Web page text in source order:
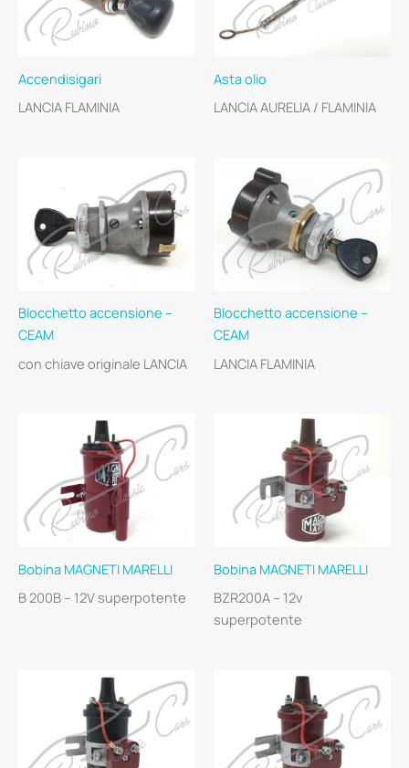
Accendisigari
LANCIA FLAMINIA
Asta olio
LANCIA AURELIA / FLAMINIA
Blocchetto accensione –
CEAM
con chiave originale LANCIA
Blocchetto accensione –
CEAM
LANCIA FLAMINIA
Bobina MAGNETI MARELLI
B 200B – 12V superpotente
Bobina MAGNETI MARELLI
BZR200A – 12v
superpotente